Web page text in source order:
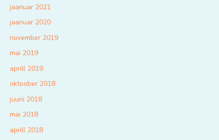
jaanuar 2021
jaanuar 2020
november 2019
mai 2019
aprill 2019
oktoober 2018
juuni 2018
mai 2018
aprill 2018